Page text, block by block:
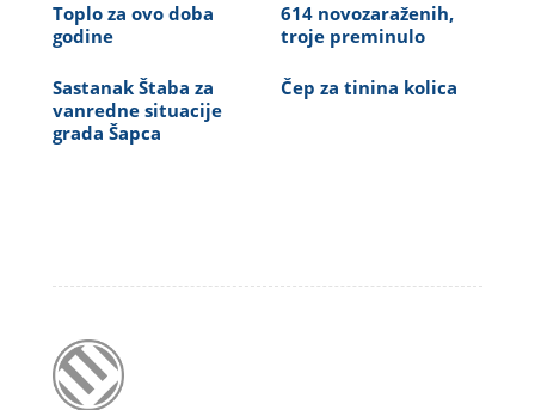
Toplo za ovo doba
godine
614 novozaraženih,
troje preminulo
Sastanak Štaba za
vanredne situacije
grada Šapca
Čep za tinina kolica